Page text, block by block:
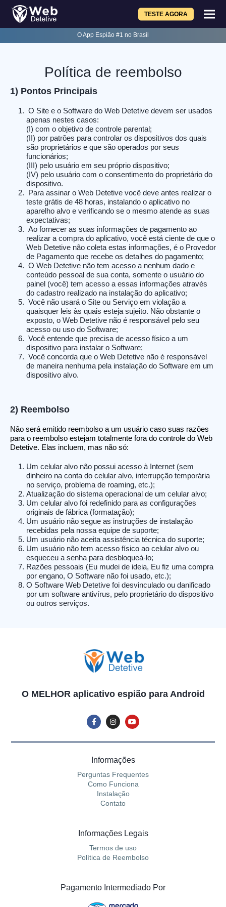
TESTE AGORA
O App Espião #1 no Brasil
Política de reembolso
1) Pontos Principais
O Site e o Software do Web Detetive devem ser usados
apenas nestes casos:
(I) com o objetivo de controle parental;
(II) por patrões para controlar os dispositivos dos quais
são proprietários e que são operados por seus
funcionários;
(III) pelo usuário em seu próprio dispositivo;
(IV) pelo usuário com o consentimento do proprietário do
dispositivo.
Para assinar o Web Detetive você deve antes realizar o
teste grátis de 48 horas, instalando o aplicativo no
aparelho alvo e verificando se o mesmo atende as suas
expectativas;
Ao fornecer as suas informações de pagamento ao
realizar a compra do aplicativo, você está ciente de que o
Web Detetive não coleta estas informações, é o Provedor
de Pagamento que recebe os detalhes do pagamento;
O Web Detetive não tem acesso a nenhum dado e
conteúdo pessoal de sua conta, somente o usuário do
painel (você) tem acesso a essas informações através
do cadastro realizado na instalação do aplicativo;
Você não usará o Site ou Serviço em violação a
quaisquer leis às quais esteja sujeito. Não obstante o
exposto, o Web Detetive não é responsável pelo seu
acesso ou uso do Software;
Você entende que precisa de acesso físico a um
dispositivo para instalar o Software;
Você concorda que o Web Detetive não é responsável
de maneira nenhuma pela instalação do Software em um
dispositivo alvo.
2) Reembolso
Não será emitido reembolso a um usuário caso suas razões
para o reembolso estejam totalmente fora do controle do Web
Detetive. Elas incluem, mas não só:
Um celular alvo não possui acesso à Internet (sem
dinheiro na conta do celular alvo, interrupção temporária
no serviço, problema de roaming, etc.);
Atualização do sistema operacional de um celular alvo;
Um celular alvo foi redefinido para as configurações
originais de fábrica (formatação);
Um usuário não segue as instruções de instalação
recebidas pela nossa equipe de suporte;
Um usuário não aceita assistência técnica do suporte;
Um usuário não tem acesso físico ao celular alvo ou
esqueceu a senha para desbloqueá-lo;
Razões pessoais (Eu mudei de ideia, Eu fiz uma compra
por engano, O Software não foi usado, etc.);
O Software Web Detetive foi desvinculado ou danificado
por um software antivírus, pelo proprietário do dispositivo
ou outros serviços.
O MELHOR aplicativo espião para Android
Informações
Perguntas Frequentes
Como Funciona
Instalação
Contato
Informações Legais
Termos de uso
Política de Reembolso
Pagamento Intermediado Por